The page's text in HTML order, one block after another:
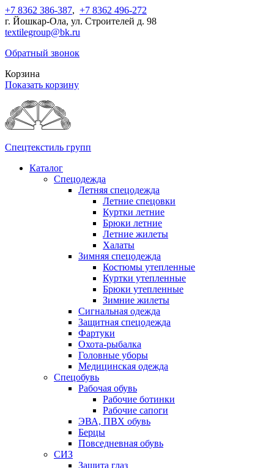
+7 8362 386-387, +7 8362 496-272
г. Йошкар-Ола, ул. Строителей д. 98
textilegroup@bk.ru
Обратный звонок
Корзина
Показать корзину
Спецтекстиль групп
Каталог
Спецодежда
Летняя спецодежда
Летние спецовки
Куртки летние
Брюки летние
Летние жилеты
Халаты
Зимняя спецодежда
Костюмы утепленные
Куртки утепленные
Брюки утепленные
Зимние жилеты
Сигнальная одежда
Защитная спецодежда
Фартуки
Охота-рыбалка
Головные уборы
Медицинская одежда
Спецобувь
Рабочая обувь
Рабочие ботинки
Рабочие сапоги
ЭВА, ПВХ обувь
Берцы
Повседневная обувь
СИЗ
Защита глаз